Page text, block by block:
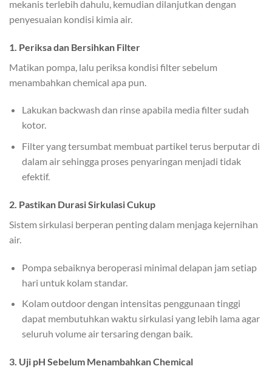
mekanis terlebih dahulu, kemudian dilanjutkan dengan
penyesuaian kondisi kimia air.
1. Periksa dan Bersihkan Filter
Matikan pompa, lalu periksa kondisi filter sebelum
menambahkan chemical apa pun.
Lakukan backwash dan rinse apabila media filter sudah
kotor.
Filter yang tersumbat membuat partikel terus berputar di
dalam air sehingga proses penyaringan menjadi tidak
efektif.
2. Pastikan Durasi Sirkulasi Cukup
Sistem sirkulasi berperan penting dalam menjaga kejernihan
air.
Pompa sebaiknya beroperasi minimal delapan jam setiap
hari untuk kolam standar.
Kolam outdoor dengan intensitas penggunaan tinggi
dapat membutuhkan waktu sirkulasi yang lebih lama agar
seluruh volume air tersaring dengan baik.
3. Uji pH Sebelum Menambahkan Chemical